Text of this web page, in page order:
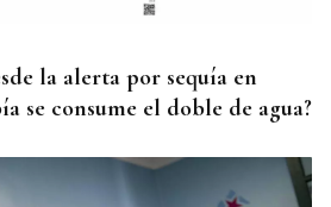
la alerta por sequía en
se consume el doble de agua?